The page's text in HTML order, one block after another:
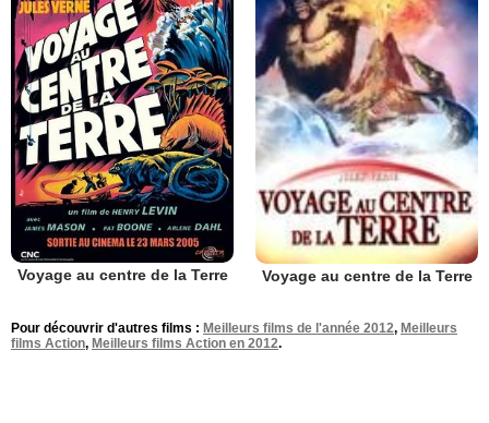
Voyage au centre de la Terre Voyage au centre de la Terre
Pour découvrir d'autres films : Meilleurs films de l'année 2012, Meilleurs
films Action, Meilleurs films Action en 2012.